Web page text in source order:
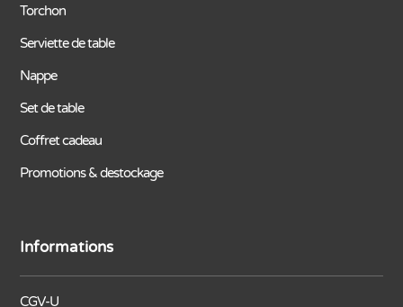
Torchon
Serviette de table
Nappe
Set de table
Coffret cadeau
Promotions & destockage
Informations
CGV-U